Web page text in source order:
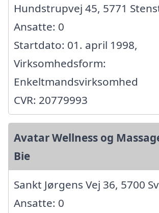
Hundstrupvej 45, 5771
Ansatte: 0
Startdato: 01. april 1998,
Virksomhedsform:
Enkeltmandsvirksomhed
CVR: 20779993
Avatar Wellness og
Bie
Sankt Jørgens Vej 36, 5700
Ansatte: 0